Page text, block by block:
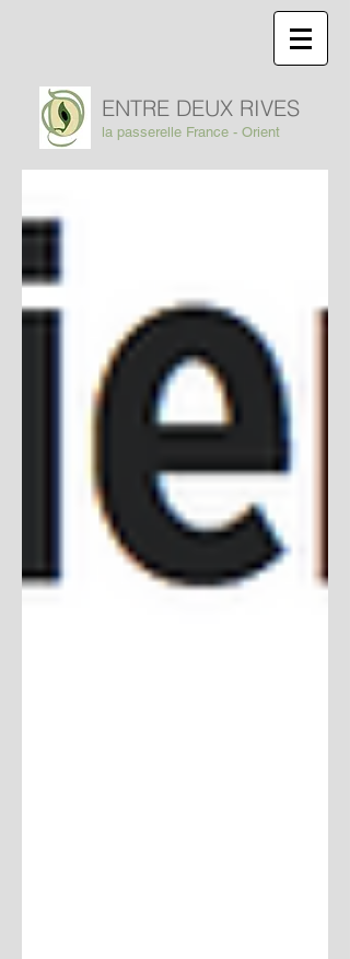
ENTRE DEUX RIVES
la passerelle France - Orient